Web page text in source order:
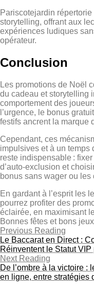
Pariscotejardin
storytelling, offrant aux
expériences ludiques
opérateur.
Conclusion
Les promotions de Noël
du cadeau et storytelling
comportement des
l’urgence, le bonus
festifs ancrent la marque
Cependant, ces
impulsives et à un temps
reste indispensable :
d’auto‑exclusion et
bonus sans wager ou les
En gardant à l’esprit les
pourrez profiter des
éclairée, en maximisant
Bonnes fêtes et bons jeux
Previous Reading
Le Baccarat en Direct :
Réinventent le Statut
Next Reading
De l’ombre à la victoire :
en ligne, entre stratégies